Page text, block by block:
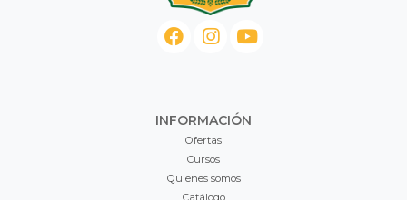
INFORMACIÓN
Ofertas
Cursos
Quienes somos
Catálogo